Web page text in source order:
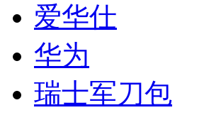
爱华仕
华为
瑞士军刀包